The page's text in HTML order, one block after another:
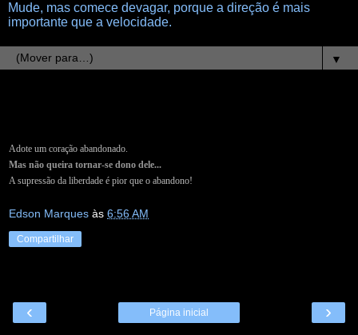
Mude, mas comece devagar, porque a direção é mais
importante que a velocidade.
▼
Adote um coração abandonado.
Mas não queira tornar-se dono dele...
A supressão da liberdade é pior que o abandono!
Edson Marques às 6:56 AM
Compartilhar
‹ ›
Página inicial